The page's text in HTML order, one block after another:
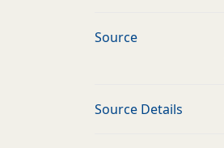
Source
Source Details